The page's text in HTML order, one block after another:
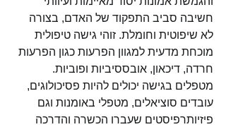
חשיבה סביב התפקוד של האדם, בצורה
לא שיפוטית וחומלת. זוהי גישה טיפולית
מוכחת מדעית למגוון הפרעות כגון הפרעות
חרדה, דיכאון, אובססיביות ופוביות.
מטפלים בגישה יכולים להיות פסיכולוגים,
עובדים סוציאלים, מטפלי באומנות וגם
פיזיותרפיסטים שעברו הכשרה והדרכה